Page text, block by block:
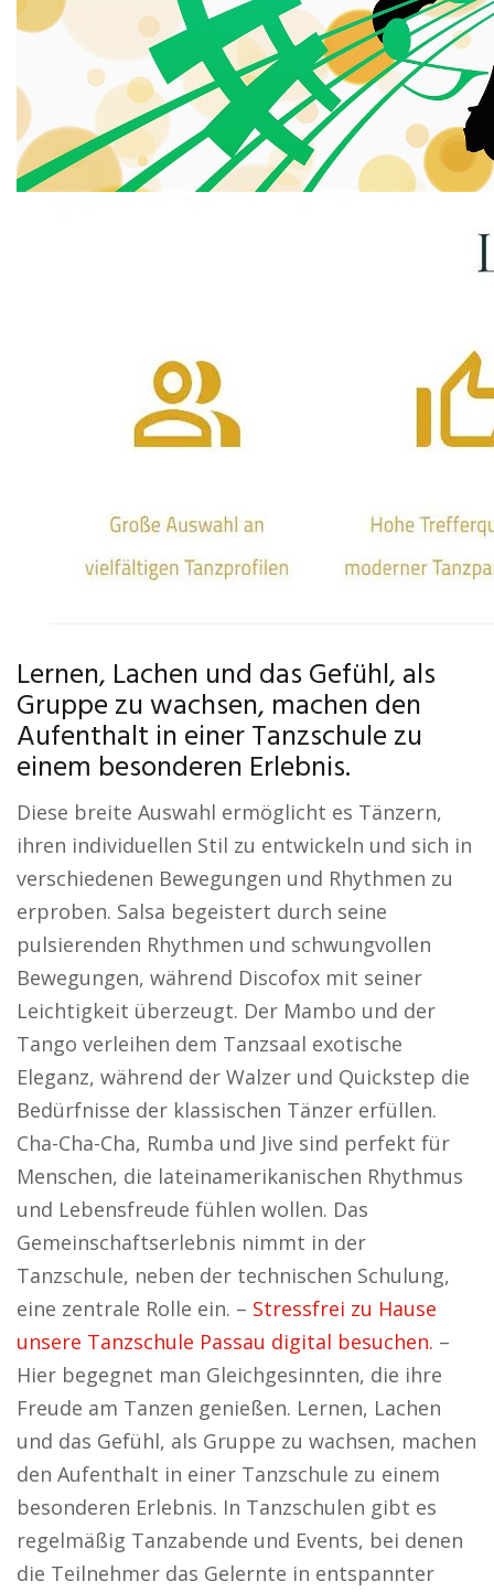
Lernen, Lachen und das Gefühl, als
Gruppe zu wachsen, machen den
Aufenthalt in einer Tanzschule zu
einem besonderen Erlebnis.
Diese breite Auswahl ermöglicht es Tänzern,
ihren individuellen Stil zu entwickeln und sich in
verschiedenen Bewegungen und Rhythmen zu
erproben. Salsa begeistert durch seine
pulsierenden Rhythmen und schwungvollen
Bewegungen, während Discofox mit seiner
Leichtigkeit überzeugt. Der Mambo und der
Tango verleihen dem Tanzsaal exotische
Eleganz, während der Walzer und Quickstep die
Bedürfnisse der klassischen Tänzer erfüllen.
Cha-Cha-Cha, Rumba und Jive sind perfekt für
Menschen, die lateinamerikanischen Rhythmus
und Lebensfreude fühlen wollen. Das
Gemeinschaftserlebnis nimmt in der
Tanzschule, neben der technischen Schulung,
eine zentrale Rolle ein. – Stressfrei zu Hause
unsere Tanzschule Passau digital besuchen. –
Hier begegnet man Gleichgesinnten, die ihre
Freude am Tanzen genießen. Lernen, Lachen
und das Gefühl, als Gruppe zu wachsen, machen
den Aufenthalt in einer Tanzschule zu einem
besonderen Erlebnis. In Tanzschulen gibt es
regelmäßig Tanzabende und Events, bei denen
die Teilnehmer das Gelernte in entspannter